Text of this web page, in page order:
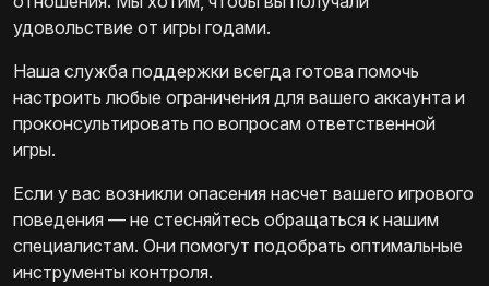
удовольствие от игры годами.
Наша служба поддержки всегда готова помочь
настроить любые ограничения для вашего аккаунта и
проконсультировать по вопросам ответственной
игры.
Если у вас возникли опасения насчет вашего игрового
поведения — не стесняйтесь обращаться к нашим
специалистам. Они помогут подобрать оптимальные
инструменты контроля.